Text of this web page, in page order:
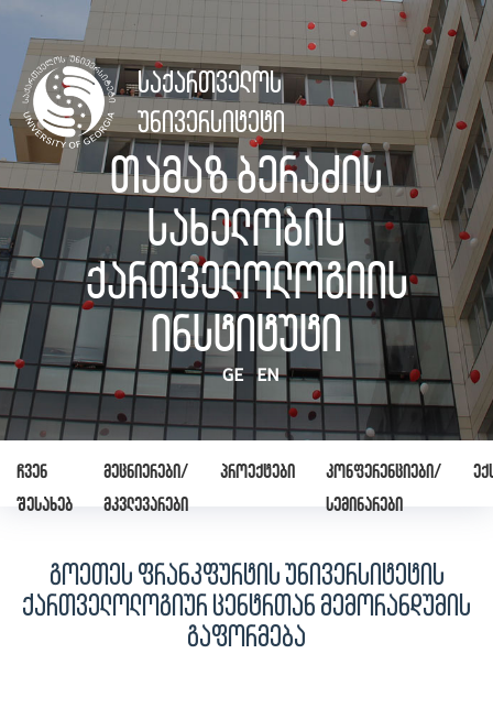
საქართველოს
უნივერსიტეტი
თამაზ ბერაძის
სახელობის
ქართველოლოგიის
ინსტიტუტი
GE EN
ჩვენ
შესახებ
მეცნიერები/
მკვლევარები
პროექტები
კონფერენციები/
სემინარები
გოეთეს ფრანკფურტის უნივერსიტეტის
ქართველოლოგიურ ცენტრთან მემორანდუმის
გაფორმება